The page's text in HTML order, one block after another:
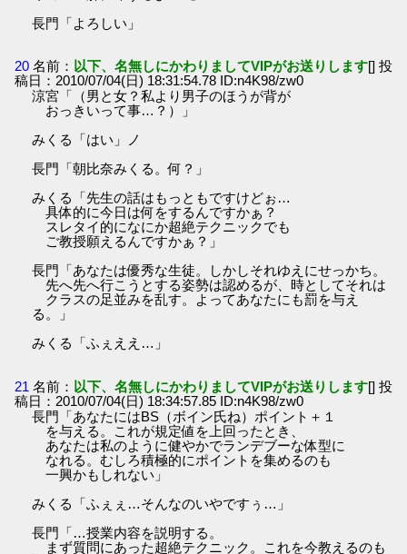
長門「よろしい」
20 名前： 以下、名無しにかわりましてVIPがお送りします[] 投
稿日：2010/07/04(日) 18:31:54.78 ID:n4K98/zw0
涼宮「（男と女？私より男子のほうが背が
おっきいって事…？）」
みくる「はい」ノ
長門「朝比奈みくる。何？」
みくる「先生の話はもっともですけどぉ…
具体的に今日は何をするんですかぁ？
スレタイ的になにか超絶テクニックでも
ご教授願えるんですかぁ？」
長門「あなたは優秀な生徒。しかしそれゆえにせっかち。
先へ先へ行こうとする姿勢は認めるが、時としてそれは
クラスの足並みを乱す。よってあなたにも罰を与え
る。」
みくる「ふぇええ…」
21 名前： 以下、名無しにかわりましてVIPがお送りします[] 投
稿日：2010/07/04(日) 18:34:57.85 ID:n4K98/zw0
長門「あなたにはBS（ボイン氏ね）ポイント＋１
を与える。これが規定値を上回ったとき、
あなたは私のように健やかでランデブーな体型に
なれる。むしろ積極的にポイントを集めるのも
一興かもしれない」
みくる「ふぇぇ…そんなのいやですぅ…」
長門「…授業内容を説明する。
まず質問にあった超絶テクニック。これを今教えるのも